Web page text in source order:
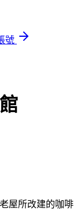
號
屋所改建的咖啡